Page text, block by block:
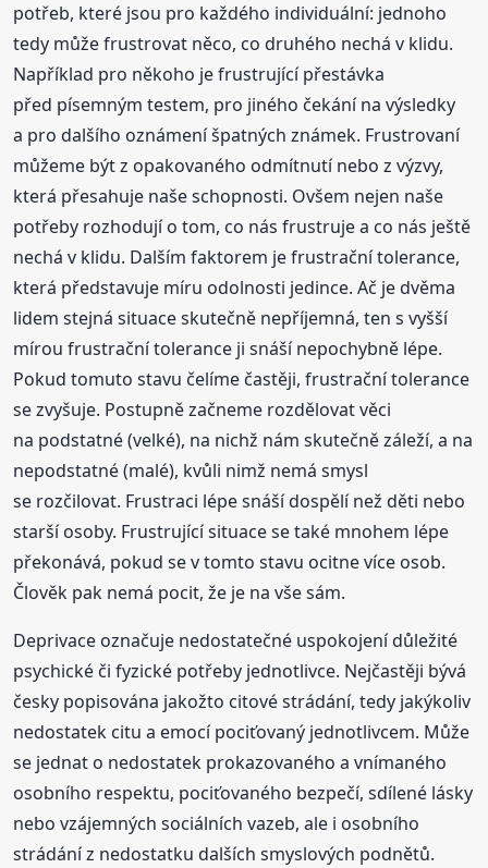
potřeb, které jsou pro každého individuální: jednoho
tedy může frustrovat něco, co druhého nechá v klidu.
Například pro někoho je frustrující přestávka
před písemným testem, pro jiného čekání na výsledky
a pro dalšího oznámení špatných známek. Frustrovaní
můžeme být z opakovaného odmítnutí nebo z výzvy,
která přesahuje naše schopnosti. Ovšem nejen naše
potřeby rozhodují o tom, co nás frustruje a co nás ještě
nechá v klidu. Dalším faktorem je frustrační tolerance,
která představuje míru odolnosti jedince. Ač je dvěma
lidem stejná situace skutečně nepříjemná, ten s vyšší
mírou frustrační tolerance ji snáší nepochybně lépe.
Pokud tomuto stavu čelíme častěji, frustrační tolerance
se zvyšuje. Postupně začneme rozdělovat věci
na podstatné (velké), na nichž nám skutečně záleží, a na
nepodstatné (malé), kvůli nimž nemá smysl
se rozčilovat. Frustraci lépe snáší dospělí než děti nebo
starší osoby. Frustrující situace se také mnohem lépe
překonává, pokud se v tomto stavu ocitne více osob.
Člověk pak nemá pocit, že je na vše sám.
Deprivace označuje nedostatečné uspokojení důležité
psychické či fyzické potřeby jednotlivce. Nejčastěji bývá
česky popisována jakožto citové strádání, tedy jakýkoliv
nedostatek citu a emocí pociťovaný jednotlivcem. Může
se jednat o nedostatek prokazovaného a vnímaného
osobního respektu, pociťovaného bezpečí, sdílené lásky
nebo vzájemných sociálních vazeb, ale i osobního
strádání z nedostatku dalších smyslových podnětů.